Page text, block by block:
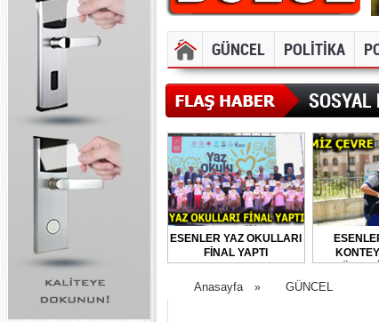
GÜNCEL POLİTİKA
SOSYAL
ESENLER YAZ OKULLARI
FİNAL YAPTI
Anasayfa » GÜNCEL